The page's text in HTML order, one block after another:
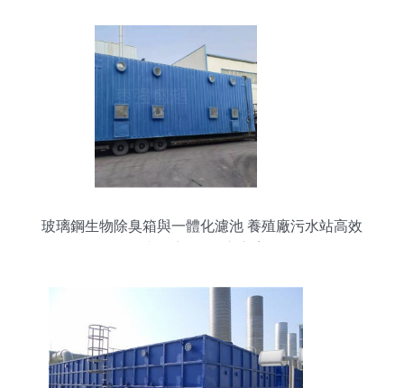
玻璃鋼生物除臭箱與一體化濾池 養殖廠污水站高效